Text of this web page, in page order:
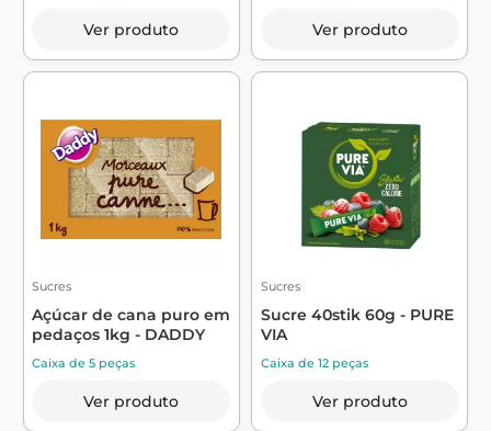
Ver produto Ver produto
Sucres
Açúcar de cana puro em
pedaços 1kg - DADDY
Caixa de 5 peças
Ver produto
Sucres
Sucre 40stik 60g - PURE
VIA
Caixa de 12 peças
Ver produto